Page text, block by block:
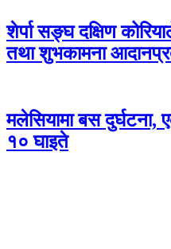
शेर्पा सङ्घ दक्षिण
तथा शुभकामना
मलेसियामा बस दुर्घटना,
१० घाइते